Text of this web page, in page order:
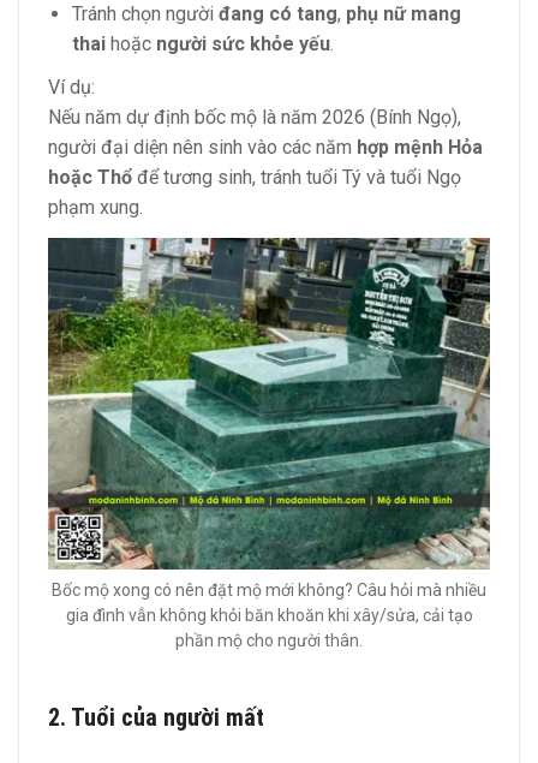
Tránh chọn người đang có tang, phụ nữ mang
thai hoặc người sức khỏe yếu.
Ví dụ:
Nếu năm dự định bốc mộ là năm 2026 (Bính Ngọ),
người đại diện nên sinh vào các năm hợp mệnh Hỏa
hoặc Thổ để tương sinh, tránh tuổi Tý và tuổi Ngọ
phạm xung.
Bốc mộ xong có nên đặt mộ mới không? Câu hỏi mà nhiều
gia đình vẫn không khỏi băn khoăn khi xây/sửa, cải tạo
phần mộ cho người thân.
2. Tuổi của người mất